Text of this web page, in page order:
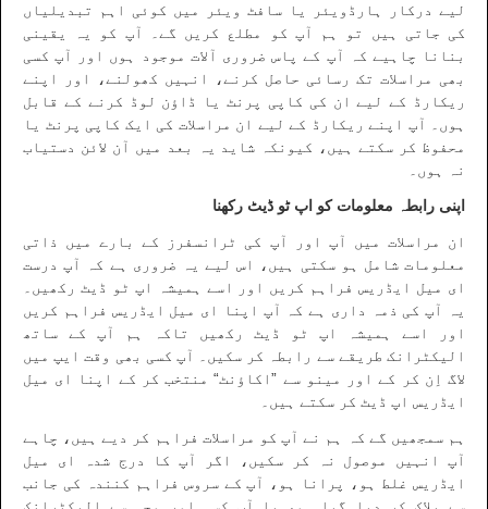
لیے درکار ہارڈویئر یا سافٹ ویئر میں کوئی اہم تبدیلیاں
کی جاتی ہیں تو ہم آپ کو مطلع کریں گے۔ آپ کو یہ یقینی
بنانا چاہیے کہ آپ کے پاس ضروری آلات موجود ہوں اور آپ کسی
بھی مراسلات تک رسائی حاصل کرنے، انہیں کھولنے، اور اپنے
ریکارڈ کے لیے ان کی کاپی پرنٹ یا ڈاؤن لوڈ کرنے کے قابل
ہوں۔ آپ اپنے ریکارڈ کے لیے ان مراسلات کی ایک کاپی پرنٹ یا
محفوظ کر سکتے ہیں، کیونکہ شاید یہ بعد میں آن لائن دستیاب
نہ ہوں۔
اپنی رابطہ معلومات کو اپ ٹو ڈیٹ رکھنا
ان مراسلات میں آپ اور آپ کی ٹرانسفرز کے بارے میں ذاتی
معلومات شامل ہو سکتی ہیں، اس لیے یہ ضروری ہے کہ آپ درست
ای میل ایڈریس فراہم کریں اور اسے ہمیشہ اپ ٹو ڈیٹ رکھیں۔
یہ آپ کی ذمہ داری ہے کہ آپ اپنا ای میل ایڈریس فراہم کریں
اور اسے ہمیشہ اپ ٹو ڈیٹ رکھیں تاکہ ہم آپ کے ساتھ
الیکٹرانک طریقے سے رابطہ کر سکیں۔ آپ کسی بھی وقت ایپ میں
لاگ اِن کر کے اور مینو سے ”اکاؤنٹ“ منتخب کر کے اپنا ای میل
ایڈریس اپ ڈیٹ کر سکتے ہیں۔
ہم سمجھیں گے کہ ہم نے آپ کو مراسلات فراہم کر دیے ہیں، چاہے
آپ انہیں موصول نہ کر سکیں، اگر آپ کا درج شدہ ای میل
ایڈریس غلط ہو، پرانا ہو، آپ کے سروس فراہم کنندہ کی جانب